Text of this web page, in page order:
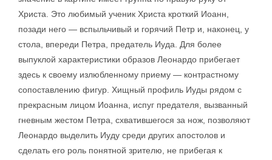
Христа. Это любимый ученик Христа кроткий Иоанн,
позади него — вспыльчивый и горячий Петр и, наконец, у
стола, впереди Петра, предатель Иуда. Для более
выпуклой характеристики образов Леонардо прибегает
здесь к своему излюбленному приему — контрастному
сопоставлению фигур. Хищный профиль Иуды рядом с
прекрасным лицом Иоанна, испуг предателя, вызванный
гневным жестом Петра, схватившегося за нож, позволяют
Леонардо выделить Иуду среди других апостолов и
сделать его роль понятной зрителю, не прибегая к